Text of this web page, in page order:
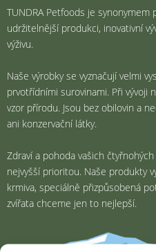
TUNDRA Petfoods je synonymem
udržitelnější produkci, inovativní
výživu.
Naše výrobky se vyznačují velmi
prvotřídními surovinami. Při vývoji
vzor přírodu. Jsou bez obilovin a
ani konzervační látky.
Zdraví a pohoda vašich
nejvyšší prioritou. Naše produkty
krmiva, speciálně přizpůsobená
zvířata chceme jen to nejlepší.